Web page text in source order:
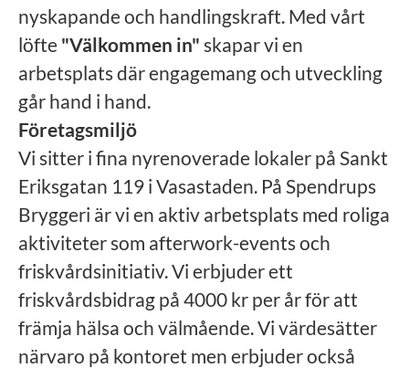
nyskapande och handlingskraft. Med vårt
löfte "Välkommen in" skapar vi en
arbetsplats där engagemang och utveckling
går hand i hand.
Företagsmiljö
Vi sitter i fina nyrenoverade lokaler på Sankt
Eriksgatan 119 i Vasastaden. På Spendrups
Bryggeri är vi en aktiv arbetsplats med roliga
aktiviteter som afterwork-events och
friskvårdsinitiativ. Vi erbjuder ett
friskvårdsbidrag på 4000 kr per år för att
främja hälsa och välmående. Vi värdesätter
närvaro på kontoret men erbjuder också